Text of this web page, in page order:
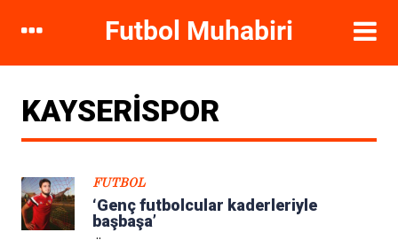
DIKKAT ÇEKENLER
KAYSERISPOR
FUTBOL
‘Genç futbolcular kaderleriyle
başbaşa’